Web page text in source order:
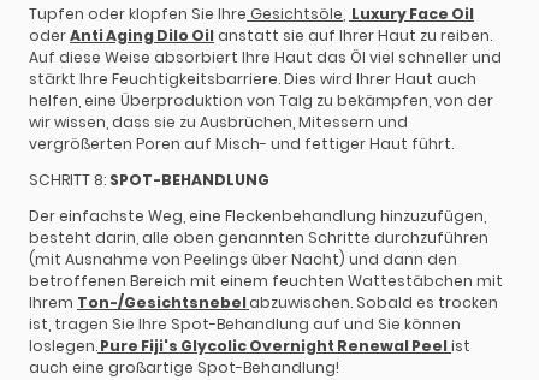
Tupfen oder klopfen Sie Ihre Gesichtsöle Luxury Face Oil
oderAnti Aging Dilo Oilanstatt sie auf Ihrer Haut zu reiben.
Auf diese Weise absorbiert Ihre Haut das Öl viel schneller und
stärkt Ihre Feuchtigkeitsbarriere. Dies wird Ihrer Haut auch
helfen, eine Überproduktion von Talg zu bekämpfen, von der
wir wissen, dass sie zu Ausbrüchen, Mitessern und
vergrößerten Poren auf Misch- und fettiger Haut führt.
SCHRITT 8: SPOT-BEHANDLUNG
Der einfachste Weg, eine Fleckenbehandlung hinzuzufügen,
besteht darin, alle oben genannten Schritte durchzuführen
(mit Ausnahme von Peelings über Nacht) und dann den
betroffenen Bereich mit einem feuchten Wattestäbchen mit
Ihrem Ton-/Gesichtsnebelabzuwischen. Sobald es trocken
ist, tragen Sie Ihre Spot-Behandlung auf und Sie können
loslegen.Pure Fiji's Glycolic Overnight Renewal Peelist
auch eine großartige Spot-Behandlung!